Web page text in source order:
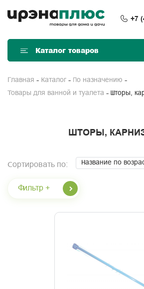
+7
Каталог товаров
Главная Каталог По назначению
Товары для ванной и туалета Шторы,
ШТОРЫ,
Сортировать по: Название по
Фильтр +